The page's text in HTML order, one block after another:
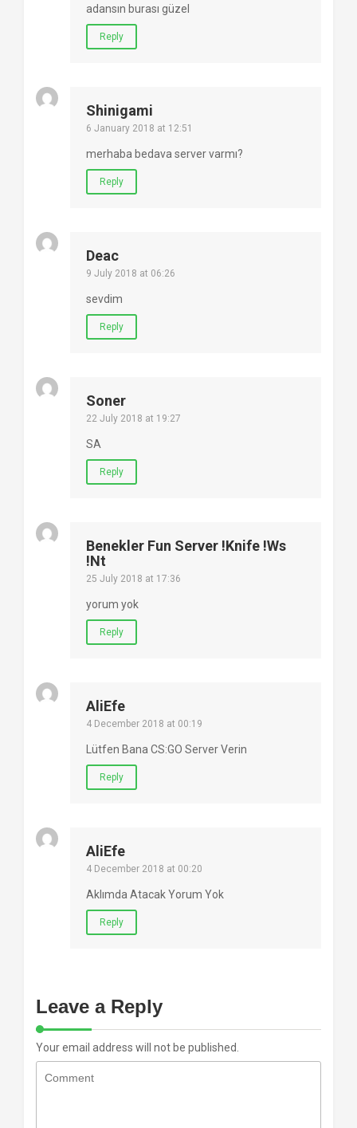
adansın burası güzel
Reply
Shinigami
6 January 2018 at 12:51
merhaba bedava server varmı?
Reply
Deac
9 July 2018 at 06:26
sevdim
Reply
Soner
22 July 2018 at 19:27
SA
Reply
Benekler Fun Server !knife !ws
!nt
25 July 2018 at 17:36
yorum yok
Reply
AliEfe
4 December 2018 at 00:19
Lütfen Bana CS:GO Server Verin
Reply
AliEfe
4 December 2018 at 00:20
Aklımda Atacak Yorum Yok
Reply
Leave a Reply
Your email address will not be published.